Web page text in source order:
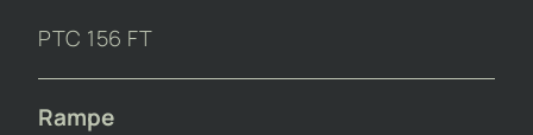
PTC 156 FT
Rampe